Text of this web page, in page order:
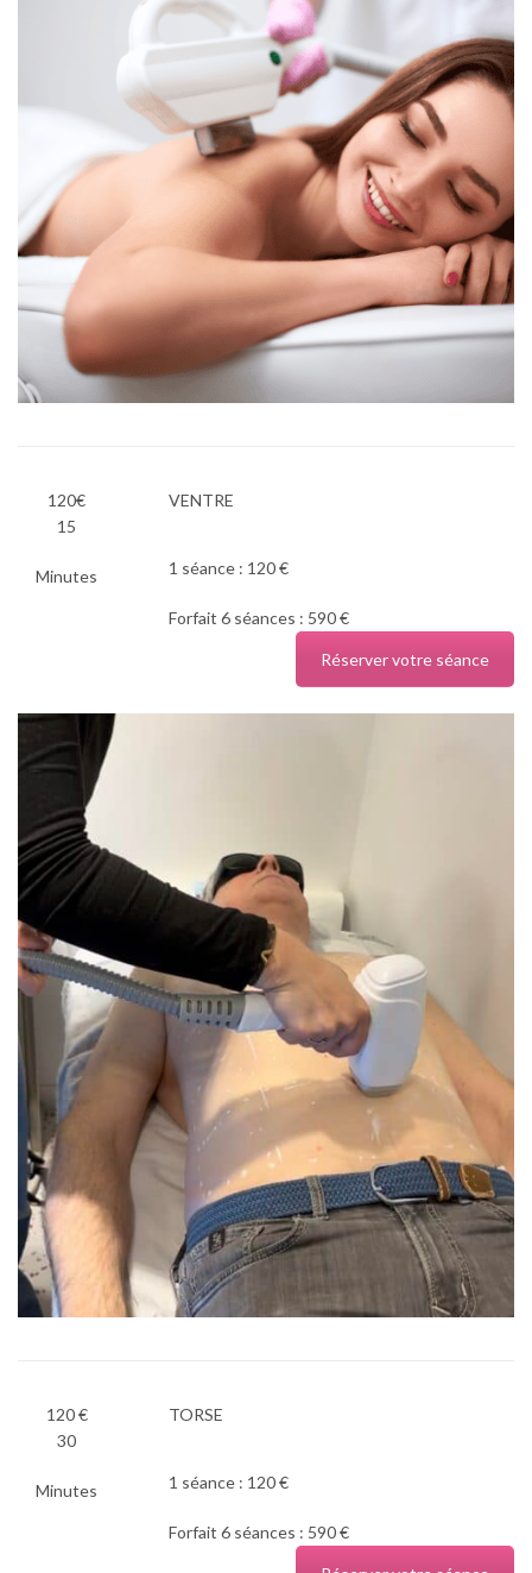
120€
15
Minutes
VENTRE
1 séance : 120 €
Forfait 6 séances : 590 €
Réserver votre séance
120 €
30
Minutes
TORSE
1 séance : 120 €
Forfait 6 séances : 590 €